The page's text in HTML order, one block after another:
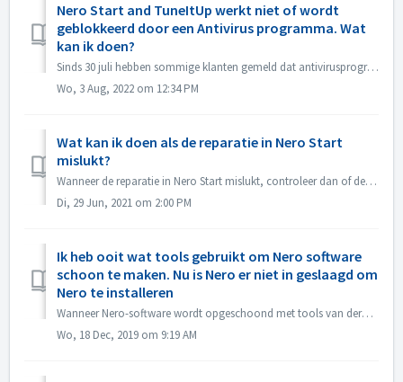
Nero Start and TuneItUp werkt niet of wordt
geblokkeerd door een Antivirus programma. Wat
kan ik doen?
Sinds 30 juli hebben sommige klanten gemeld dat antivirusprogramma's zoals Norton, Avast etc. het Nero programma (Nero Start, Nero TuneItUp en Nero Info...
Wo, 3 Aug, 2022 om 12:34 PM
Wat kan ik doen als de reparatie in Nero Start
mislukt?
Wanneer de reparatie in Nero Start mislukt, controleer dan of de situatie op uw computer overeenkomt met het volgende. Controleer eerst of de volgende map ...
Di, 29 Jun, 2021 om 2:00 PM
Ik heb ooit wat tools gebruikt om Nero software
schoon te maken. Nu is Nero er niet in geslaagd om
Nero te installeren
Wanneer Nero-software wordt opgeschoond met tools van derden (bijv. IObit Uninstaller, Total Cleaner, Revo Uninstaller, enz.), verwijderen dergelijke tools ...
Wo, 18 Dec, 2019 om 9:19 AM